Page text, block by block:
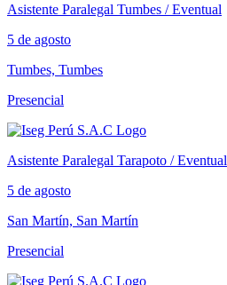
Asistente Paralegal Tumbes / Eventual
5 de agosto
Tumbes, Tumbes
Presencial
Asistente Paralegal Tarapoto / Eventual
5 de agosto
San Martín, San Martín
Presencial